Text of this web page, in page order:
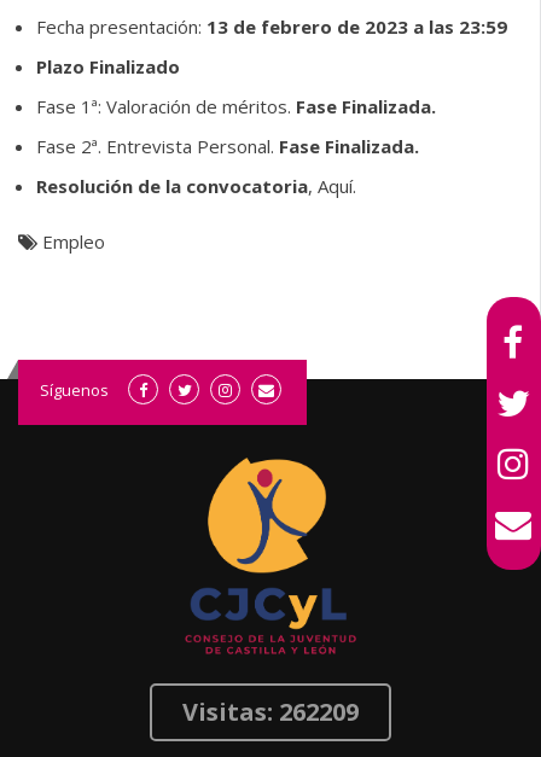
Fecha presentación: 13 de febrero de 2023 a las 23:59
Plazo Finalizado
Fase 1ª: Valoración de méritos. Fase Finalizada.
Fase 2ª. Entrevista Personal. Fase Finalizada.
Resolución de la convocatoria, Aquí.
Empleo
Síguenos
Visitas: 262209